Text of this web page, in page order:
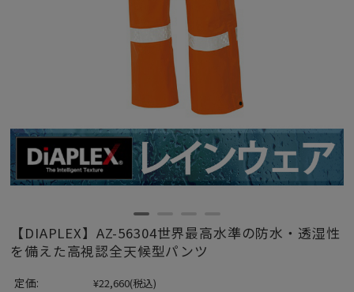
【DIAPLEX】AZ-56304世界最高水準の防水・透湿性
を備えた高視認全天候型パンツ
定価: ¥22,660(税込)